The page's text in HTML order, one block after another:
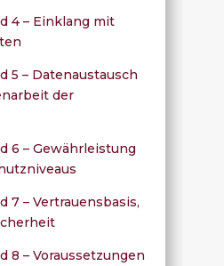
4 – Einklang mit
5 – Datenaustausch
der
6 – Gewährleistung
7 – Vertrauensbasis,
8 – Voraussetzungen